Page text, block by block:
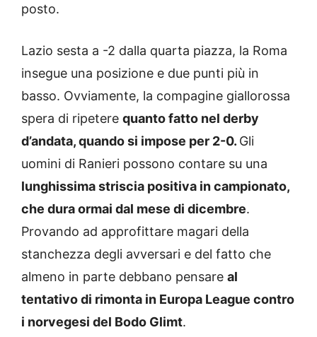
posto.
Lazio sesta a -2 dalla quarta piazza, la Roma
insegue una posizione e due punti più in
basso. Ovviamente, la compagine giallorossa
spera di ripetere quanto fatto nel derby
d’andata, quando si impose per 2-0. Gli
uomini di Ranieri possono contare su una
lunghissima striscia positiva in campionato,
che dura ormai dal mese di dicembre.
Provando ad approfittare magari della
stanchezza degli avversari e del fatto che
almeno in parte debbano pensare al
tentativo di rimonta in Europa League contro
i norvegesi del Bodo Glimt.